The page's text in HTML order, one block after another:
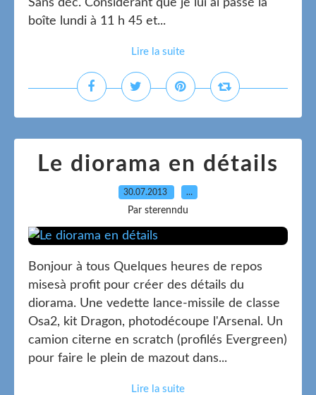
Sans déc. Considérant que je lui ai passé la
boîte lundi à 11 h 45 et...
Lire la suite
Le diorama en détails
30.07.2013 …
Par sterenndu
Bonjour à tous Quelques heures de repos
misesà profit pour créer des détails du
diorama. Une vedette lance-missile de classe
Osa2, kit Dragon, photodécoupe l'Arsenal. Un
camion citerne en scratch (profilés Evergreen)
pour faire le plein de mazout dans...
Lire la suite